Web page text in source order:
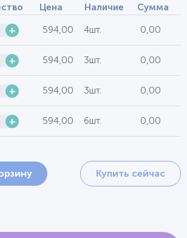
Цена Наличие Сумма
+ 594,00 4шт. 0,00
+ 594,00 3шт. 0,00
+ 594,00 3шт. 0,00
+ 594,00 6шт. 0,00
Купить сейчас